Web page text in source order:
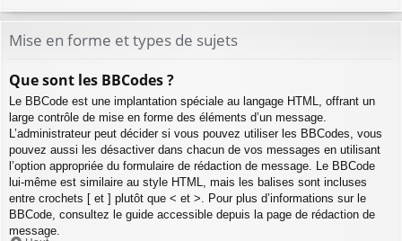
Mise en forme et types de sujets
Que sont les BBCodes ?
Le BBCode est une implantation spéciale au langage HTML, offrant un
large contrôle de mise en forme des éléments d’un message.
L’administrateur peut décider si vous pouvez utiliser les BBCodes, vous
pouvez aussi les désactiver dans chacun de vos messages en utilisant
l’option appropriée du formulaire de rédaction de message. Le BBCode
lui-même est similaire au style HTML, mais les balises sont incluses
entre crochets [ et ] plutôt que < et >. Pour plus d’informations sur le
BBCode, consultez le guide accessible depuis la page de rédaction de
message.